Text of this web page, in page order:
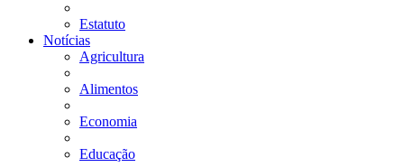
Estatuto
Notícias
Agricultura
Alimentos
Economia
Educação